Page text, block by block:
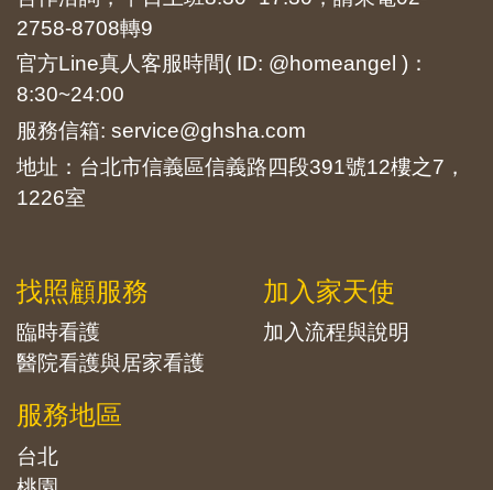
2758-8708轉9
官方Line真人客服時間( ID: @homeangel )：
8:30~24:00
服務信箱: service@ghsha.com
地址：台北市信義區信義路四段391號12樓之7，
1226室
找照顧服務
臨時看護
醫院看護與居家看護
服務地區
台北
加入家天使
加入流程與說明